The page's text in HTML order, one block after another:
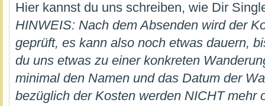
Hier kannst du uns schreiben, wie Dir
HINWEIS: Nach dem Absenden wird der
geprüft, es kann also noch etwas dauern,
du uns etwas zu einer konkreten
minimal den Namen und das Datum der
bezüglich der Kosten werden NICHT mehr